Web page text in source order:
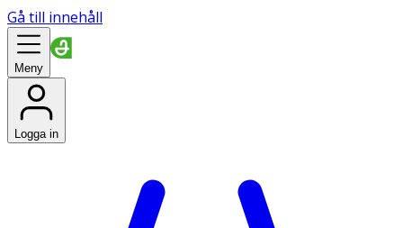
Gå till innehåll
Meny
Logga in